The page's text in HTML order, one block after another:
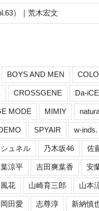
）｜荒木宏文
BOYS AND MEN
CROSSGENE Da-iCE
MODE MIMIY
SPYAIR w-inds.
シュネル 乃木坂46 佐
涼平 吉田爽葉香 安
花 山崎育三郎 山本
岡田愛 志尊淳 新納慎